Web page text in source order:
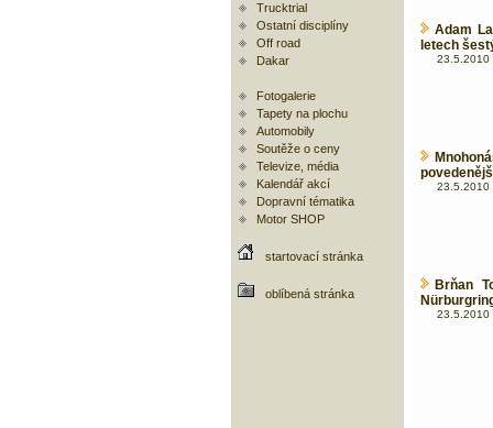
Trucktrial
Ostatní disciplíny
Off road
Dakar
Fotogalerie
Tapety na plochu
Automobily
Soutěže o ceny
Televize, média
Kalendář akcí
Dopravní tématika
Motor SHOP
startovací stránka
oblíbená stránka
Adam
letech
23.5.2010
23.5.2010
Brňan
23.5.2010